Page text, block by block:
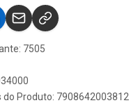
7505
do Produto: 7908642003812